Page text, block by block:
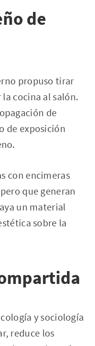
de
propuso tirar
cocina al salón.
de
de exposición
con encimeras
que generan
un material
sobre la
y sociología
reduce los